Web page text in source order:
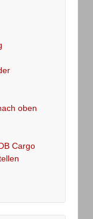
oben
Cargo